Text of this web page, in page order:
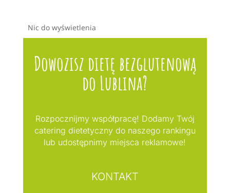
Nic do wyświetlenia
Dowozisz dietę bezglutenową
do Lublina?
Rozpocznijmy współpracę! Dodamy Twój
catering dietetyczny do naszego rankingu
lub udostępnimy miejsca reklamowe!
KONTAKT